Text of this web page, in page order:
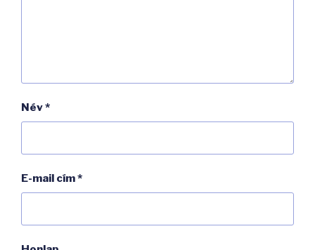
Név*
E-mail cím*